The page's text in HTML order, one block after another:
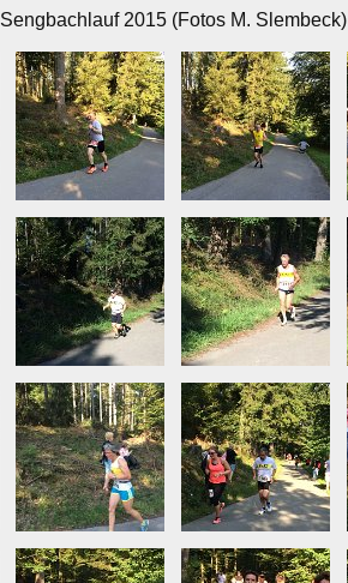
Sengbachlauf 2015 (Fotos M. Slembeck)